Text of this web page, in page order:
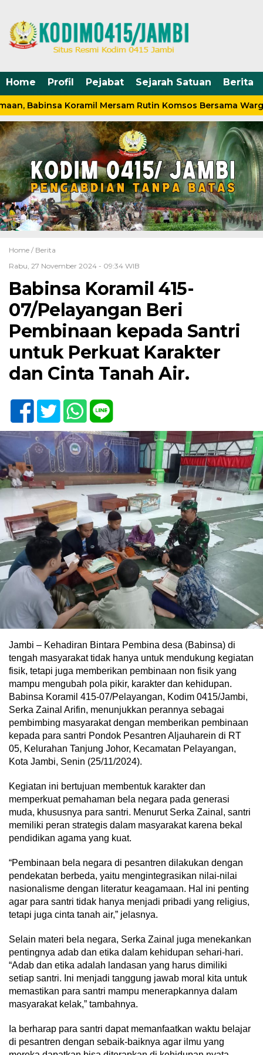
Home Profil Pejabat Sejarah Satuan Berita
Babinsa Koramil Mersam Rutin Komsos Bersama Warga
Home / Berita
Rabu, 27 November 2024 - 09:34 WIB
Babinsa Koramil 415-
07/Pelayangan Beri
Pembinaan kepada Santri
untuk Perkuat Karakter
dan Cinta Tanah Air.
Jambi – Kehadiran Bintara Pembina desa (Babinsa) di
tengah masyarakat tidak hanya untuk mendukung kegiatan
fisik, tetapi juga memberikan pembinaan non fisik yang
mampu mengubah pola pikir, karakter dan kehidupan.
Babinsa Koramil 415-07/Pelayangan, Kodim 0415/Jambi,
Serka Zainal Arifin, menunjukkan perannya sebagai
pembimbing masyarakat dengan memberikan pembinaan
kepada para santri Pondok Pesantren Aljauharein di RT
05, Kelurahan Tanjung Johor, Kecamatan Pelayangan,
Kota Jambi, Senin (25/11/2024).
Kegiatan ini bertujuan membentuk karakter dan
memperkuat pemahaman bela negara pada generasi
muda, khususnya para santri. Menurut Serka Zainal, santri
memiliki peran strategis dalam masyarakat karena bekal
pendidikan agama yang kuat.
“Pembinaan bela negara di pesantren dilakukan dengan
pendekatan berbeda, yaitu mengintegrasikan nilai-nilai
nasionalisme dengan literatur keagamaan. Hal ini penting
agar para santri tidak hanya menjadi pribadi yang religius,
tetapi juga cinta tanah air,” jelasnya.
Selain materi bela negara, Serka Zainal juga menekankan
pentingnya adab dan etika dalam kehidupan sehari-hari.
“Adab dan etika adalah landasan yang harus dimiliki
setiap santri. Ini menjadi tanggung jawab moral kita untuk
memastikan para santri mampu menerapkannya dalam
masyarakat kelak,” tambahnya.
Ia berharap para santri dapat memanfaatkan waktu belajar
di pesantren dengan sebaik-baiknya agar ilmu yang